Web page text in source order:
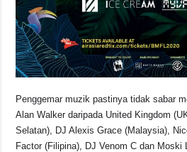
Penggemar muzik pastinya tidak sabar
Alan Walker daripada United Kingdom
Selatan), DJ Alexis Grace (Malaysia),
Factor (Filipina), DJ Venom C dan Moski